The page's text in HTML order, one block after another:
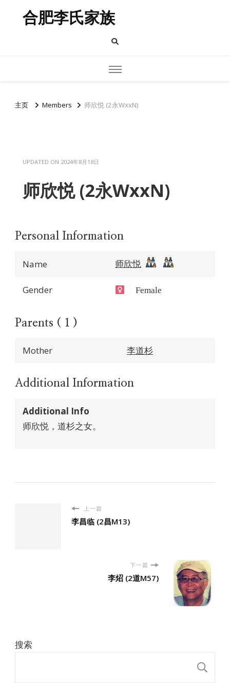
合肥李氏家族
主页 Members 师欣悦 (2永WxxN)
UPDATED ON 2024年8月18日
师欣悦 (2永WxxN)
Personal Information
Name 师欣悦
Gender Female
Parents ( 1 )
Mother 李道杉
Additional Information
Additional Info
师欣悦，道杉之女。
上一篇
李昌临 (2昌M13)
下一篇
李炤 (2道M57)
搜索